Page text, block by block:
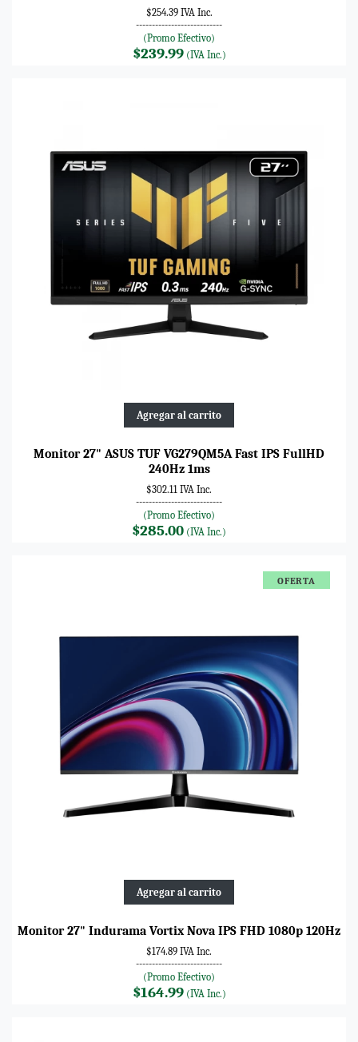
$254.39 IVA Inc.
---------------------------
(Promo Efectivo)
$239.99(IVA Inc.)
Agregar al carrito
Monitor 27" ASUS TUF VG279QM5A Fast IPS FullHD
240Hz 1ms
$302.11 IVA Inc.
---------------------------
(Promo Efectivo)
$285.00 (IVA Inc.)
OFERTA
Agregar al carrito
Monitor 27" Indurama Vortix Nova IPS FHD 1080p 120Hz
$174.89 IVA Inc.
---------------------------
(Promo Efectivo)
$164.99(IVA Inc.)